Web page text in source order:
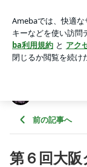
らめんこアプリをダウン
ょう。
前の記事へ
第６回大